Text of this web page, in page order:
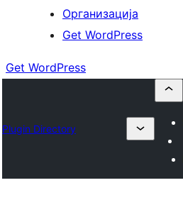
Организација
Get WordPress
Get WordPress
Plugin Directory